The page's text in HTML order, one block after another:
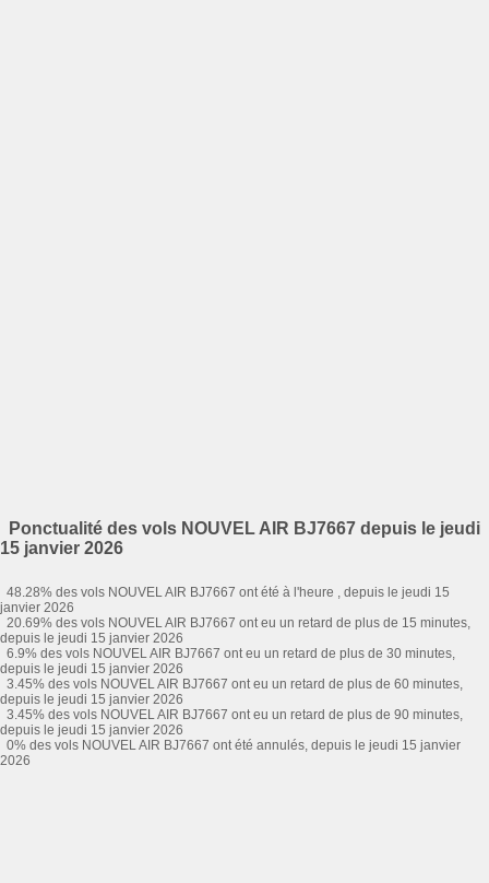
Ponctualité des vols NOUVEL AIR BJ7667 depuis le jeudi
15 janvier 2026
48.28% des vols NOUVEL AIR BJ7667 ont été à l'heure , depuis le jeudi 15
janvier 2026
20.69% des vols NOUVEL AIR BJ7667 ont eu un retard de plus de 15 minutes,
depuis le jeudi 15 janvier 2026
6.9% des vols NOUVEL AIR BJ7667 ont eu un retard de plus de 30 minutes,
depuis le jeudi 15 janvier 2026
3.45% des vols NOUVEL AIR BJ7667 ont eu un retard de plus de 60 minutes,
depuis le jeudi 15 janvier 2026
3.45% des vols NOUVEL AIR BJ7667 ont eu un retard de plus de 90 minutes,
depuis le jeudi 15 janvier 2026
0% des vols NOUVEL AIR BJ7667 ont été annulés, depuis le jeudi 15 janvier
2026